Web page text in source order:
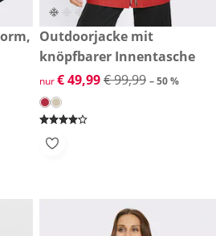
reduzierter Preis € 49,99,
-50 %
Outdoorjacke mit
knöpfbarer Innentasche
reduzierter Preis € 49,99,
nur€ 49,99€ 99,99 – 50 %